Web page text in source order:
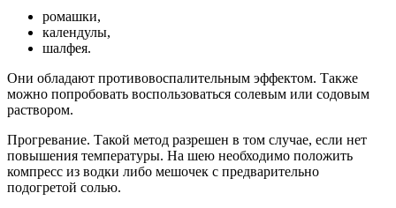
ромашки,
календулы,
шалфея.
Они обладают противовоспалительным эффектом. Также
можно попробовать воспользоваться солевым или содовым
раствором.
Прогревание. Такой метод разрешен в том случае, если нет
повышения температуры. На шею необходимо положить
компресс из водки либо мешочек с предварительно
подогретой солью.